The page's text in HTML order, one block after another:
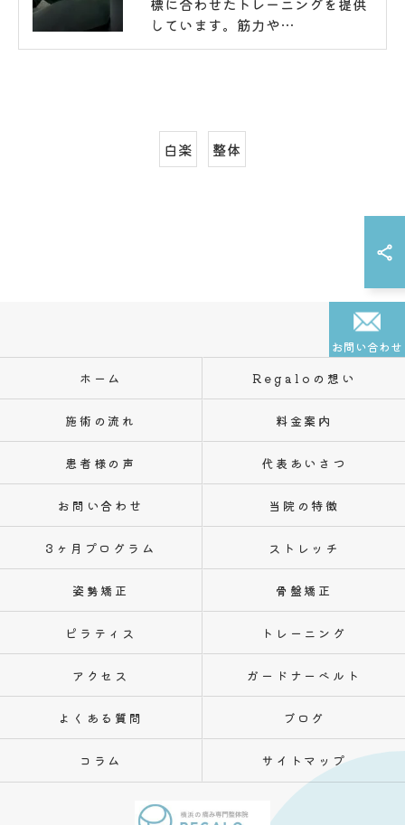
しています。筋力や…
白楽 整体
お問い合わせ
ホーム
Regaloの想い
施術の流れ 料金案内
患者様の声 代表あいさつ
お問い合わせ 当院の特徴
3ヶ月プログラム ストレッチ
姿勢矯正 骨盤矯正
ピラティス トレーニング
アクセス ガードナーベルト
よくある質問 ブログ
コラム サイトマップ